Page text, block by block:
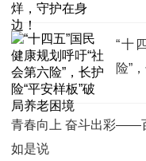
“十
险”
青春向上 奋斗出彩——
如是说